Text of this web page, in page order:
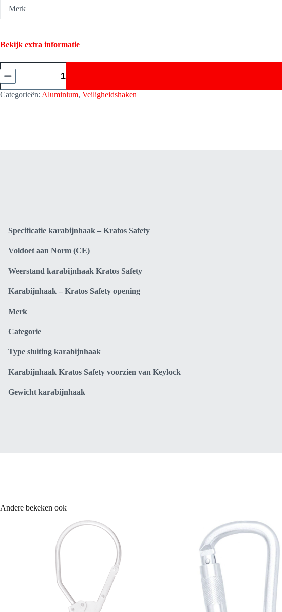
Merk
Bekijk extra informatie
Veiligheidshaak/Snap
Haak
met
Draaibare
Valindicator
Categorieën: Aluminium, Veiligheidshaken
Specificatie karabijnhaak – Kratos Safety
Voldoet aan Norm (CE)
Weerstand karabijnhaak Kratos Safety
Karabijnhaak – Kratos Safety opening
Merk
Categorie
Type sluiting karabijnhaak
Karabijnhaak Kratos Safety voorzien van Keylock
Gewicht karabijnhaak
Andere bekeken ook